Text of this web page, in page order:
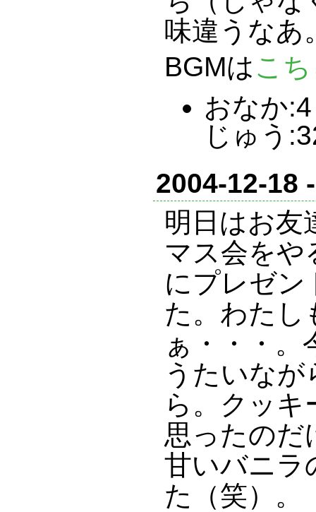
味違うなあ
BGMはこ
おなか
じゅう
2004-12-18
明日はお友
マス会をや
にプレゼン
た。わたし
ぁ・・・
うたいな
ら。クッ
思ったのだ
甘いバニラ
た（笑）。